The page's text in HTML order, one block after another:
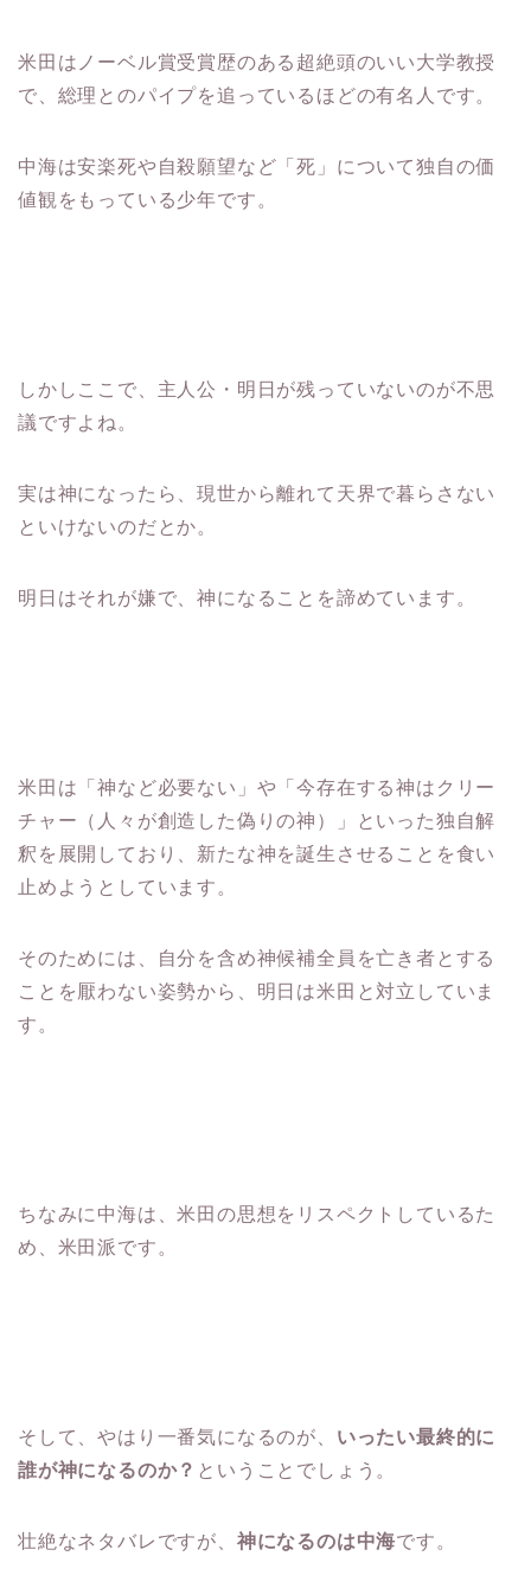
米田はノーベル賞受賞歴のある超絶頭のいい大学教授
で、総理とのパイプを追っているほどの有名人です。
中海は安楽死や自殺願望など「死」について独自の価
値観をもっている少年です。
しかしここで、主人公・明日が残っていないのが不思
議ですよね。
実は神になったら、現世から離れて天界で暮らさない
といけないのだとか。
明日はそれが嫌で、神になることを諦めています。
米田は「神など必要ない」や「今存在する神はクリー
チャー（人々が創造した偽りの神）」といった独自解
釈を展開しており、新たな神を誕生させることを食い
止めようとしています。
そのためには、自分を含め神候補全員を亡き者とする
ことを厭わない姿勢から、明日は米田と対立していま
す。
ちなみに中海は、米田の思想をリスペクトしているた
め、米田派です。
そして、やはり一番気になるのが、 いったい最終的に
誰が神になるのか？ ということでしょう。
壮絶なネタバレですが、 神になるのは中海です。